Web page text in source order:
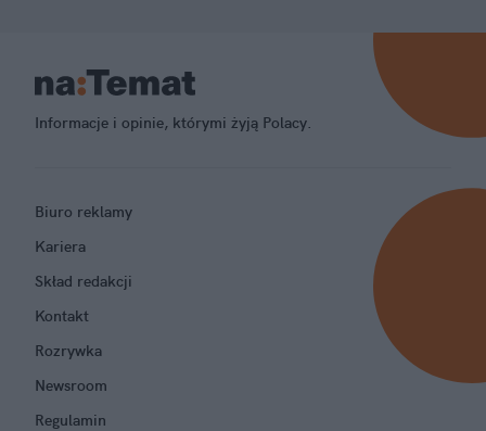
Informacje i opinie, którymi żyją Polacy.
Biuro reklamy
Kariera
Skład redakcji
Kontakt
Rozrywka
Newsroom
Regulamin